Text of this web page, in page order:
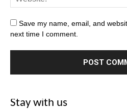
Save my name, email, and
next time I comment.
Stay with us